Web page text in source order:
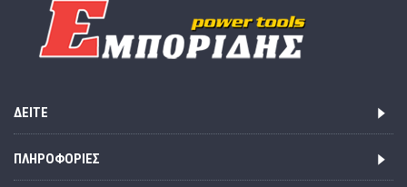
ΔΕΊΤΕ
ΠΛΗΡΟΦΟΡΊΕΣ